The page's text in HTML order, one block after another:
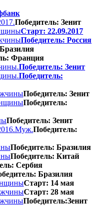
Победитель: Зенит
Старт: 22.09.2017
Победитель: Россия
Франция
Победитель: Зенит
Победитель:
Победитель: Зенит
Победитель:
Победитель: Зенит
Победитель:
Победитель: Бразилия
Победитель: Китай
Сербия
Бразилия
Старт: 14 мая
Старт: 28 мая
Победитель:Зенит